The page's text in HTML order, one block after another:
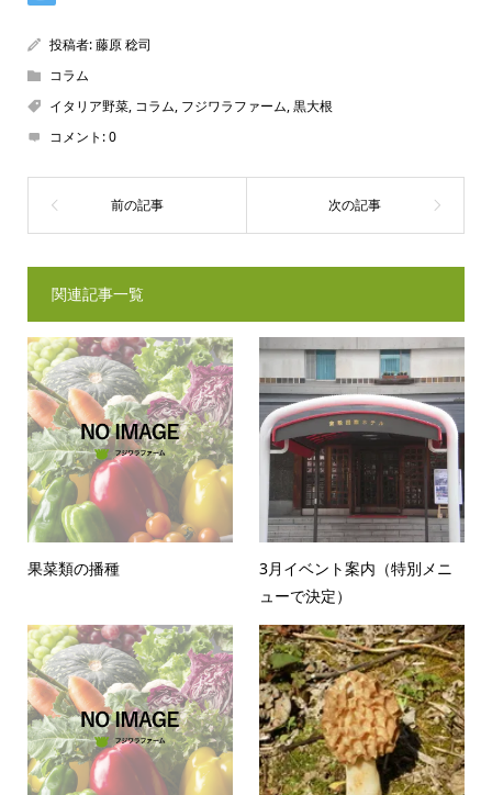
投稿者:藤原 稔司
コラム
イタリア野菜, コラム, フジワラファーム,黒大根
コメント:0
関連記事一覧
果菜類の播種
3月イベント案内（特別メニ
ューで決定）